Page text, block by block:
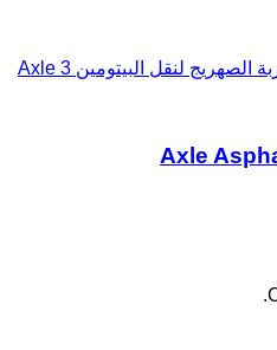
عربة الصهريج لنقل البيتومين 3 Axle